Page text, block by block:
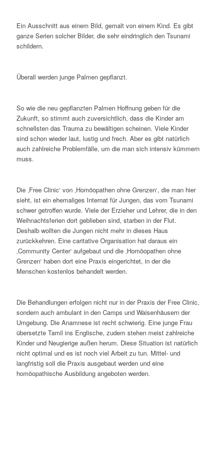
Ein Ausschnitt aus einem Bild, gemalt von einem Kind. Es gibt
ganze Serien solcher Bilder, die sehr eindringlich den Tsunami
schildern.
Überall werden junge Palmen gepflanzt.
So wie die neu gepflanzten Palmen Hoffnung geben für die
Zukunft, so stimmt auch zuversichtlich, dass die Kinder am
schnellsten das Trauma zu bewältigen scheinen. Viele Kinder
sind schon wieder laut, lustig und frech. Aber es gibt natürlich
auch zahlreiche Problemfälle, um die man sich intensiv kümmern
muss.
Die ‚Free Clinic‘ von ‚Homöopathen ohne Grenzen‘, die man hier
sieht, ist ein ehemaliges Internat für Jungen, das vom Tsunami
schwer getroffen wurde. Viele der Erzieher und Lehrer, die in den
Weihnachtsferien dort geblieben sind, starben in der Flut.
Deshalb wollten die Jungen nicht mehr in dieses Haus
zurückkehren. Eine caritative Organisation hat daraus ein
‚Community Center‘ aufgebaut und die ‚Homöopathen ohne
Grenzen‘ haben dort eine Praxis eingerichtet, in der die
Menschen kostenlos behandelt werden.
Die Behandlungen erfolgen nicht nur in der Praxis der Free Clinic,
sondern auch ambulant in den Camps und Waisenhäusern der
Umgebung. Die Anamnese ist recht schwierig. Eine junge Frau
übersetzte Tamil ins Englische, zudem stehen meist zahlreiche
Kinder und Neugierige außen herum. Diese Situation ist natürlich
nicht optimal und es ist noch viel Arbeit zu tun. Mittel- und
langfristig soll die Praxis ausgebaut werden und eine
homöopathische Ausbildung angeboten werden.